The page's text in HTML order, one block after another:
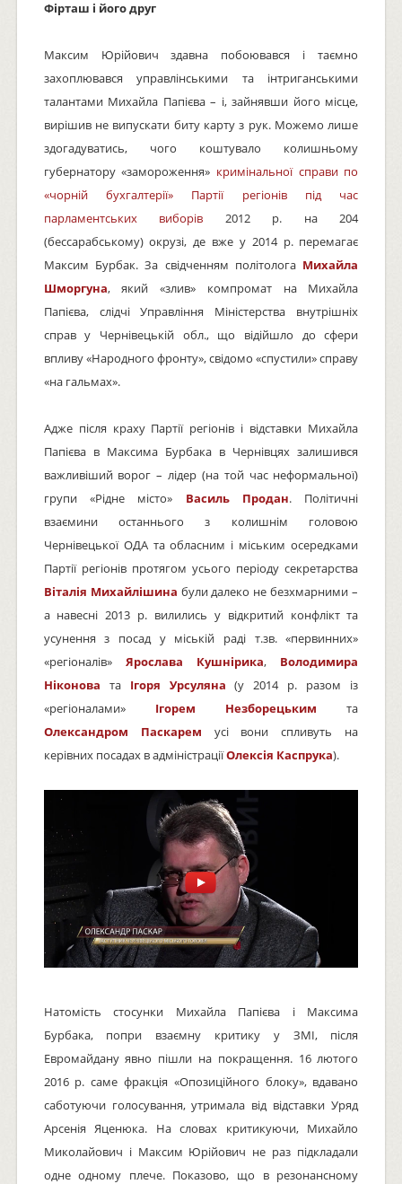
Фірташ і його друг
Максим Юрійович здавна побоювався і таємно
захоплювався управлінськими та інтриганськими
талантами Михайла Папієва – і, зайнявши його місце,
вирішив не випускати биту карту з рук. Можемо лише
здогадуватись, чого коштувало колишньому
губернатору «замороження» кримінальної справи по
«чорній бухгалтерії» Партії регіонів під час
парламентських виборів 2012 р. на 204
(бессарабському) окрузі, де вже у 2014 р. перемагає
Максим Бурбак. За свідченням політолога Михайла
Шморгуна, який «злив» компромат на Михайла
Папієва, слідчі Управління Міністерства внутрішніх
справ у Чернівецькій обл., що відійшло до сфери
впливу «Народного фронту», свідомо «спустили» справу
«на гальмах».
Адже після краху Партії регіонів і відставки Михайла
Папієва в Максима Бурбака в Чернівцях залишився
важливіший ворог – лідер (на той час неформальної)
групи «Рідне місто» Василь Продан. Політичні
взаємини останнього з колишнім головою
Чернівецької ОДА та обласним і міським осередками
Партії регіонів протягом усього періоду секретарства
Віталія Михайлішина були далеко не безхмарними –
а навесні 2013 р. вилились у відкритий конфлікт та
усунення з посад у міській раді т.зв. «первинних»
«регіоналів» Ярослава Кушнірика, Володимира
Ніконова та Ігоря Урсуляна (у 2014 р. разом із
«регіоналами» Ігорем Незборецьким та
Олександром Паскарем усі вони спливуть на
керівних посадах в адміністраціїОлексія Каспрука).
Натомість стосунки Михайла Папієва і Максима
Бурбака, попри взаємну критику у ЗМІ, після
Евромайдану явно пішли на покращення. 16 лютого
2016 р. саме фракція «Опозиційного блоку», вдавано
саботуючи голосування, утримала від відставки Уряд
Арсенія Яценюка. На словах критикуючи, Михайло
Миколайович і Максим Юрійович не раз підкладали
одне одному плече. Показово, що в резонансному